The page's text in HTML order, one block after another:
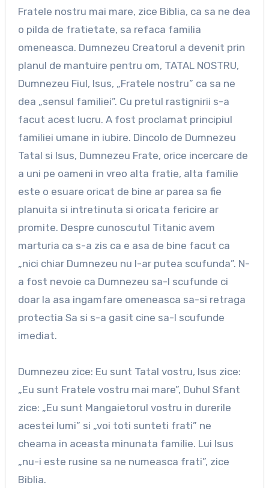
Fratele nostru mai mare, zice Biblia, ca sa ne dea
o pilda de fratietate, sa refaca familia
omeneasca. Dumnezeu Creatorul a devenit prin
planul de mantuire pentru om, TATAL NOSTRU,
Dumnezeu Fiul, Isus, „Fratele nostru” ca sa ne
dea „sensul familiei”. Cu pretul rastignirii s-a
facut acest lucru. A fost proclamat principiul
familiei umane in iubire. Dincolo de Dumnezeu
Tatal si Isus, Dumnezeu Frate, orice incercare de
a uni pe oameni in vreo alta fratie, alta familie
este o esuare oricat de bine ar parea sa fie
planuita si intretinuta si oricata fericire ar
promite. Despre cunoscutul Titanic avem
marturia ca s-a zis ca e asa de bine facut ca
„nici chiar Dumnezeu nu l-ar putea scufunda”. N-
a fost nevoie ca Dumnezeu sa-l scufunde ci
doar la asa ingamfare omeneasca sa-si retraga
protectia Sa si s-a gasit cine sa-l scufunde
imediat.
Dumnezeu zice: Eu sunt Tatal vostru, Isus zice:
„Eu sunt Fratele vostru mai mare”, Duhul Sfant
zice: „Eu sunt Mangaietorul vostru in durerile
acestei lumi” si „voi toti sunteti frati” ne
cheama in aceasta minunata familie. Lui Isus
„nu-i este rusine sa ne numeasca frati”, zice
Biblia.